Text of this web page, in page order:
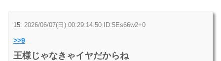
15: 2026/06/07(日) 00:29:14.50 ID:5Es66w2+0
>>9
王様じゃなきゃイヤだからね